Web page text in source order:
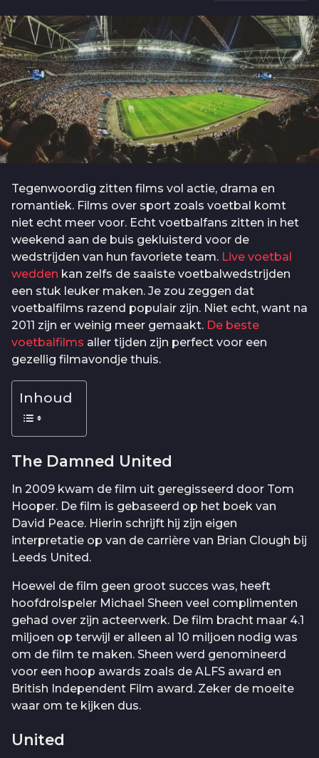
a
a
r
a
g
o
Tegenwoordig zitten films vol actie, drama en
romantiek. Films over sport zoals voetbal komt
niet echt meer voor. Echt voetbalfans zitten in het
weekend aan de buis gekluisterd voor de
wedstrijden van hun favoriete team. Live voetbal
wedden kan zelfs de saaiste voetbalwedstrijden
een stuk leuker maken. Je zou zeggen dat
voetbalfilms razend populair zijn. Niet echt, want na
2011 zijn er weinig meer gemaakt. De beste
voetbalfilms aller tijden zijn perfect voor een
gezellig filmavondje thuis.
Inhoud
The Damned United
In 2009 kwam de film uit geregisseerd door Tom
Hooper. De film is gebaseerd op het boek van
David Peace. Hierin schrijft hij zijn eigen
interpretatie op van de carrière van Brian Clough bij
Leeds United.
Hoewel de film geen groot succes was, heeft
hoofdrolspeler Michael Sheen veel complimenten
gehad over zijn acteerwerk. De film bracht maar 4.1
miljoen op terwijl er alleen al 10 miljoen nodig was
om de film te maken. Sheen werd genomineerd
voor een hoop awards zoals de ALFS award en
British Independent Film award. Zeker de moeite
waar om te kijken dus.
United